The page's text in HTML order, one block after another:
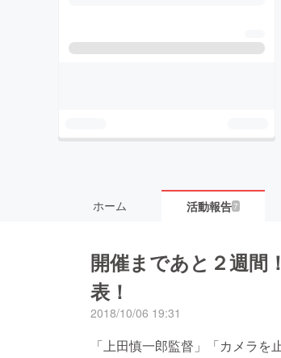
ホーム 活動報告7
開催まであと２週間
表！
2018/10/06 19:31
「上田慎一郎監督」「カメラを